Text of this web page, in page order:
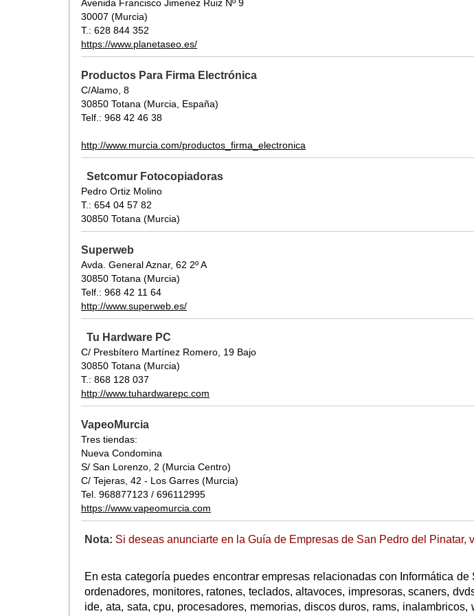
Avenida Francisco Jimenez Ruiz Nº 9
30007 (Murcia)
T.: 628 844 352
https://www.planetaseo.es/
Productos Para Firma Electrónica
C/Alamo, 8
30850 Totana (Murcia, España)
Telf.: 968 42 46 38
http://www.murcia.com/productos_firma_electronica
Setcomur Fotocopiadoras
Pedro Ortiz Molino
T.: 654 04 57 82
30850 Totana (Murcia)
Superweb
Avda. General Aznar, 62 2º A
30850 Totana (Murcia)
Telf.: 968 42 11 64
http://www.superweb.es/
Tu Hardware PC
C/ Presbítero Martínez Romero, 19 Bajo
30850 Totana (Murcia)
T.: 868 128 037
http://www.tuhardwarepc.com
VapeoMurcia
Tres tiendas:
Nueva Condomina
S/ San Lorenzo, 2 (Murcia Centro)
C/ Tejeras, 42 - Los Garres (Murcia)
Tel. 968877123 / 696112995
https://www.vapeomurcia.com
Nota: Si deseas anunciarte en la Guía de Empresas de San Pedro del Pinatar,
En esta categoría puedes encontrar empresas relacionadas con Informática
ordenadores, monitores, ratones, teclados, altavoces, impresoras, scaners,
ide, ata, sata, cpu, procesadores, memorias, discos duros, rams, inalambricos,